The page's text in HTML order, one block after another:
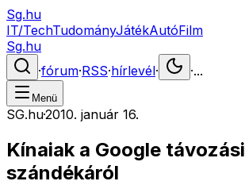
Sg.hu
IT/TechTudományJátékAutóFilm
Sg.hu
·fórum·RSS·hírlevél· ·...
Menü
SG.hu·2010. január 16.
Kínaiak a Google távozási
szándékáról